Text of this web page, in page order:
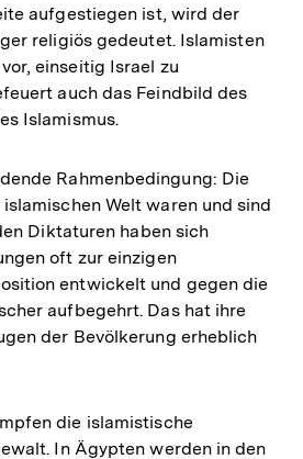
aufgestiegen ist, wird der
religiös gedeutet. Islamisten
einseitig Israel zu
auch das Feindbild des
Islamismus.
Rahmenbedingung: Die
Welt waren und sind
Diktaturen haben sich
oft zur einzigen
entwickelt und gegen die
aufbegehrt. Das hat ihre
der Bevölkerung erheblich
die islamistische
In Ägypten werden in den